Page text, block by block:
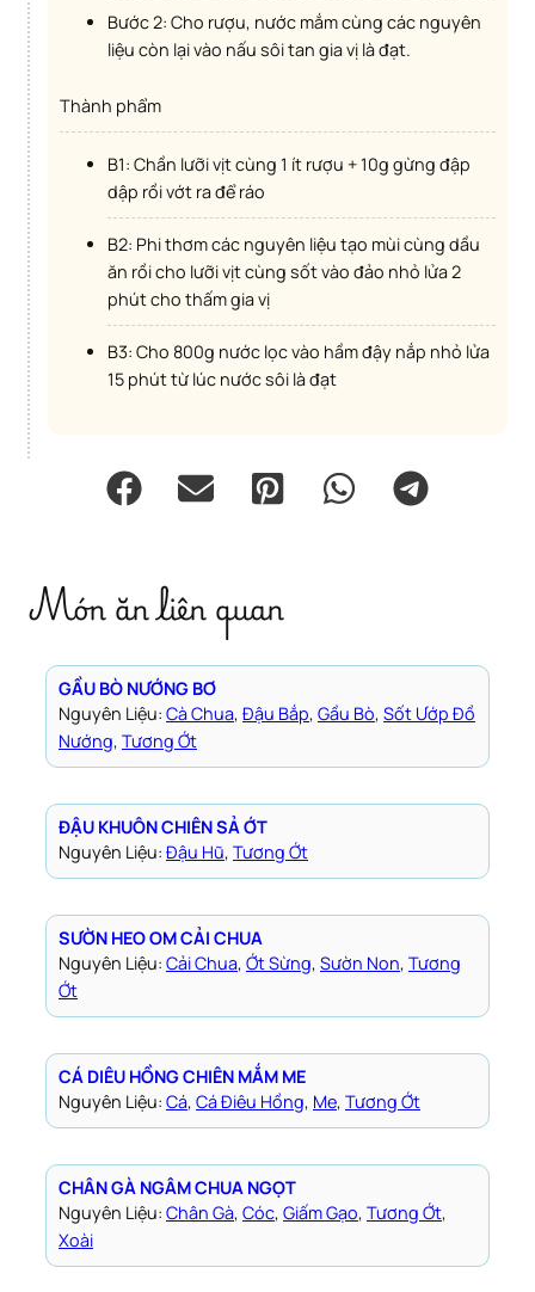
Bước 2: Cho rượu, nước mắm cùng các nguyên
liệu còn lại vào nấu sôi tan gia vị là đạt.
Thành phẩm
B1: Chần lưỡi vịt cùng 1 ít rượu + 10g gừng đập
dập rồi vớt ra để ráo
B2: Phi thơm các nguyên liệu tạo mùi cùng dầu
ăn rồi cho lưỡi vịt cùng sốt vào đảo nhỏ lửa 2
phút cho thấm gia vị
B3: Cho 800g nước lọc vào hầm đậy nắp nhỏ lửa
15 phút từ lúc nước sôi là đạt
Món ăn liên quan
GẦU BÒ NƯỚNG BƠ
Nguyên Liệu: Cà Chua, Đậu Bắp, Gầu Bò, Sốt Ướp Đồ
Nướng, Tương Ớt
ĐẬU KHUÔN CHIÊN SẢ ỚT
Nguyên Liệu: Đậu Hũ, Tương Ớt
SƯỜN HEO OM CẢI CHUA
Nguyên Liệu: Cải Chua, Ớt Sừng, Sườn Non, Tương
Ớt
CÁ DIÊU HỒNG CHIÊN MẮM ME
Nguyên Liệu: Cá, Cá Điêu Hồng, Me, Tương Ớt
CHÂN GÀ NGÂM CHUA NGỌT
Nguyên Liệu: Chân Gà, Cóc, Giấm Gạo, Tương Ớt
Xoài